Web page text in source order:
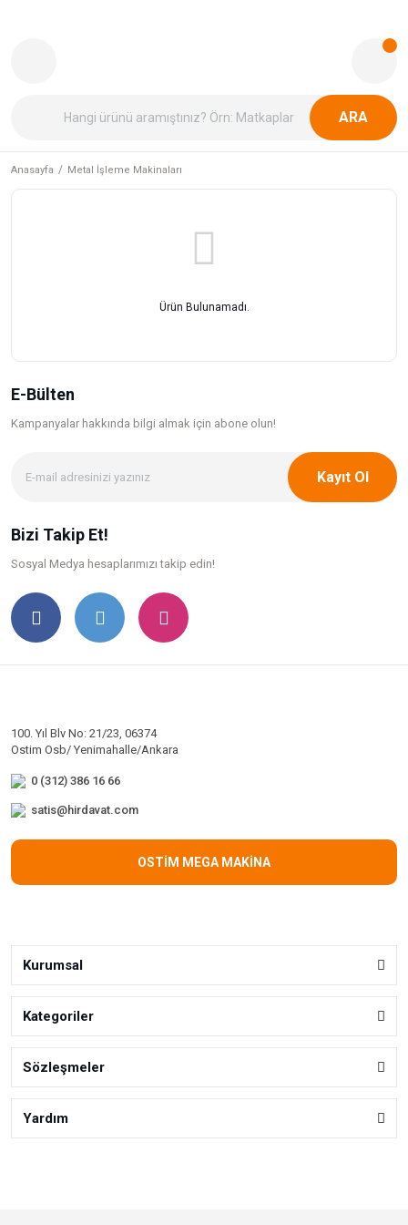
ARA
Anasayfa Metal İşleme Makinaları
Ürün Bulunamadı.
E-Bülten
Kampanyalar hakkında bilgi almak için abone olun!
Kayıt Ol
Bizi Takip Et!
Sosyal Medya hesaplarımızı takip edin!
100. Yıl Blv No: 21/23, 06374
Ostim Osb/ Yenimahalle/Ankara
0 (312) 386 16 66
satis@hirdavat.com
OSTİM MEGA MAKİNA
Kurumsal
Kategoriler
Sözleşmeler
Yardım